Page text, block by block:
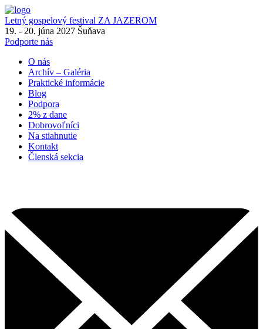
Letný gospelový festival ZA JAZEROM
19. - 20. júna 2027 Šuňava
Podporte nás
O nás
Archív – Galéria
Praktické informácie
Blog
Podpora
2% z dane
Dobrovoľníci
Na stiahnutie
Kontakt
Členská sekcia